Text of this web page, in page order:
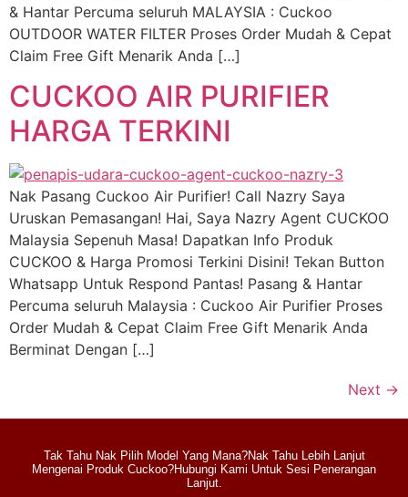
& Hantar Percuma seluruh MALAYSIA : Cuckoo
OUTDOOR WATER FILTER Proses Order Mudah & Cepat
Claim Free Gift Menarik Anda […]
CUCKOO AIR PURIFIER
HARGA TERKINI
Nak Pasang Cuckoo Air Purifier! Call Nazry Saya
Uruskan Pemasangan! Hai, Saya Nazry Agent CUCKOO
Malaysia Sepenuh Masa! Dapatkan Info Produk
CUCKOO & Harga Promosi Terkini Disini! Tekan Button
Whatsapp Untuk Respond Pantas! Pasang & Hantar
Percuma seluruh Malaysia : Cuckoo Air Purifier Proses
Order Mudah & Cepat Claim Free Gift Menarik Anda
Berminat Dengan […]
Next →
Tak Tahu Nak Pilih Model Yang Mana?Nak Tahu Lebih Lanjut
Mengenai Produk Cuckoo?Hubungi Kami Untuk Sesi Penerangan
Lanjut.